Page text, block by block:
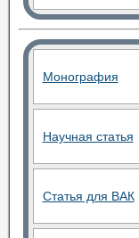
Монография
Научная статья
Статья для ВАК